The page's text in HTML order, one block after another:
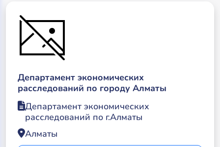
Департамент экономических
расследований по городу Алматы
Департамент экономических
расследований по г.Алматы
Алматы